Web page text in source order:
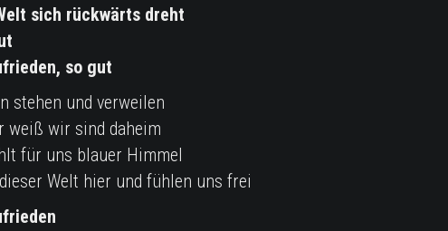
sich rückwärts dreht
so gut
stehen und verweilen
weiß wir sind daheim
für uns blauer Himmel
Welt hier und fühlen uns frei